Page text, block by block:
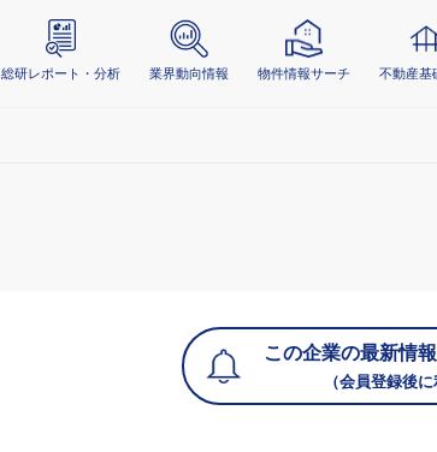
総研レポート・分析 業界動向情報 物件情報サーチ 不動産基
この企業の最新情
（会員登録後に